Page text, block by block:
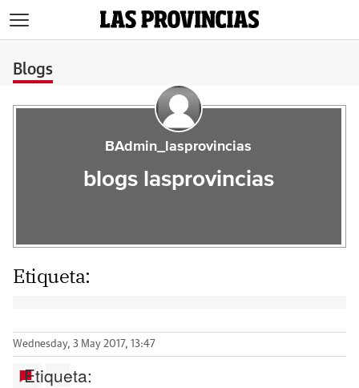
Blogs
BAdmin_lasprovincias
blogs lasprovincias
Etiqueta:
Wednesday, 3 May 2017, 13:47
Etiqueta: